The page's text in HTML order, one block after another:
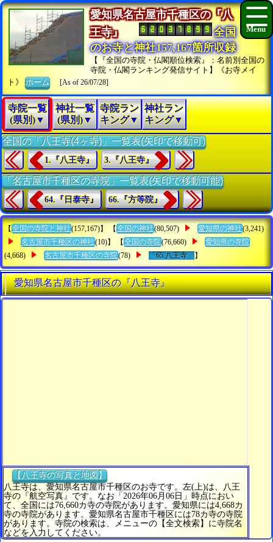
愛知県名古屋市千種区の『八
王寺』
全国
のお寺と神社157,167箇所収録
【『全国の寺院・仏閣順位検索』：名前別全国の
寺院・仏閣ランキング発信サイト】《お寺メイ
ト》ホーム [As of 26/07/28]
寺院一覧
(県別)▼
神社一覧
(県別)▼
寺院ラン
キング▼
神社ラン
キング▼
全国の「八王寺(4ヶ寺)」一覧表(矢印で移動可)
1.『八王寺』 3.『八王寺』
「名古屋市千種区の寺院」一覧表(矢印で移動可能)
64.『日泰寺』 66.『方等院』
【 全国の寺院と神社(157,167)】 【 全国の神社(80,507) 愛知県の神社(3,241)
名古屋市千種区の神社(10)】 【 全国の寺院(76,660)
愛知県の寺院
(4,668)
名古屋市千種区の寺院(78) 「65.八王寺」 】
愛知県名古屋市千種区の『八王寺』
【八王寺の写真と地図】
八王寺は、愛知県名古屋市千種区のお寺です。左(上)は、八王
寺の『航空写真』です。なお「2026年06月06日」時点におい
て、全国には76,660カ寺の寺院があります。愛知県には4,668カ
寺の寺院があります。愛知県名古屋市千種区には78カ寺の寺院
があります。寺院の検索は、メニューの【全文検索】に寺院名
などを入力してください。